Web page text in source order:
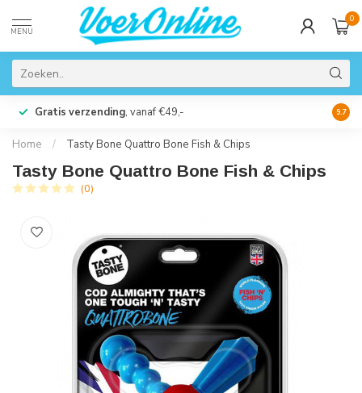
MENU
0
Gratis verzending, vanaf €49,- 9.7
Home / Tasty Bone Quattro Bone Fish & Chips
Tasty Bone Quattro Bone Fish & Chips
(0)